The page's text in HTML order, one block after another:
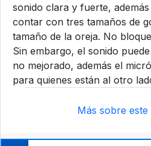
sonido clara y fuerte,
contar con tres tamaños de
tamaño de la oreja. No
Sin embargo, el sonido
no mejorado, además el
para quienes están al otro
Más sobre